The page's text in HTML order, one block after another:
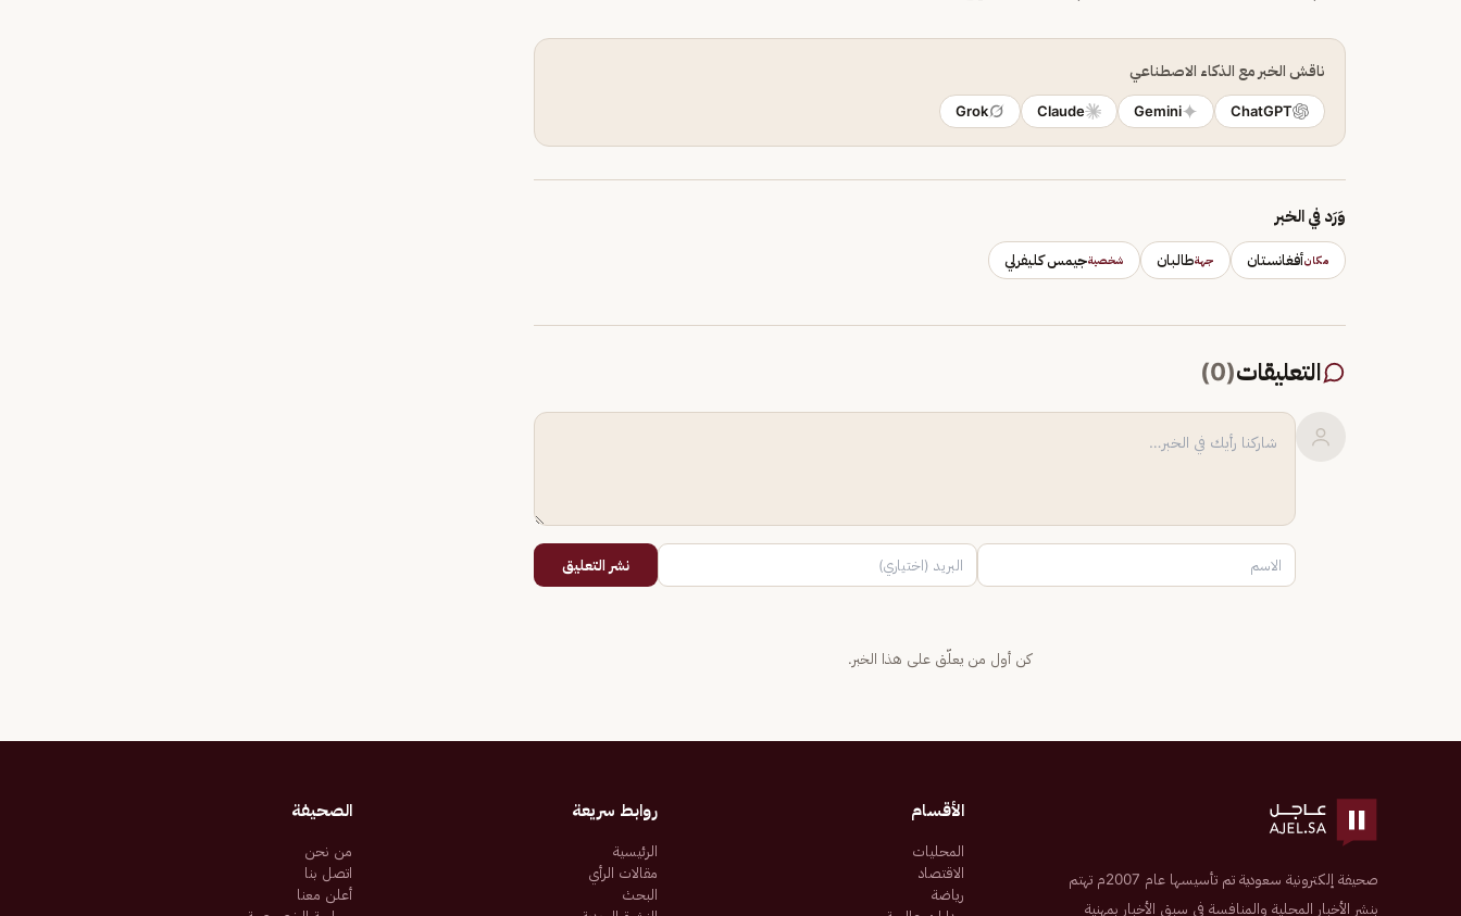
ناقش الخبر مع الذكاء الاصطناعي
ChatGPT
Gemini
Claude
Grok
وَرَد في الخبر
مكانأفغانستان جهةطالبان شخصيةجيمس كليفرلي
التعليقات(
0
)
نشر التعليق
كن أول من يعلّق على هذا الخبر.
صحيفة إلكترونية سعودية تم تأسيسها عام 2007م تهتم
بنشر الأخبار المحلية والمنافسة في سبق الأخبار بمهنية
الأقسام
المحليات
الاقتصاد
رياضة
روابط سريعة
الرئيسية
مقالات الرأي
البحث
الصحيفة
من نحن
اتصل بنا
أعلن معنا